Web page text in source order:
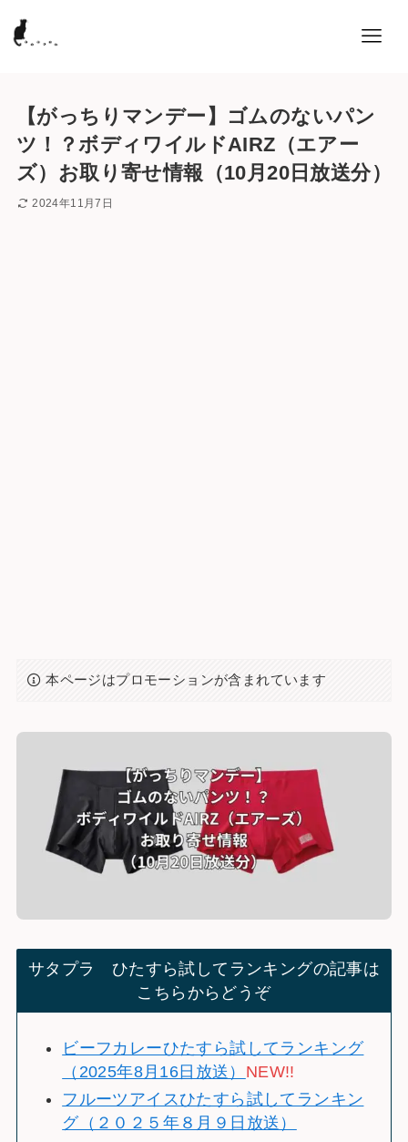
【がっちりマンデー】ゴムのないパン
ツ！？ボディワイルドAIRZ（エアー
ズ）お取り寄せ情報（10月20日放送分）
2024年11月7日
本ページはプロモーションが含まれています
サタプラ ひたすら試してランキングの記事は
こちらからどうぞ
ビーフカレーひたすら試してランキング
（2025年8月16日放送） NEW!!
フルーツアイスひたすら試してランキン
グ（２０２５年８月９日放送）